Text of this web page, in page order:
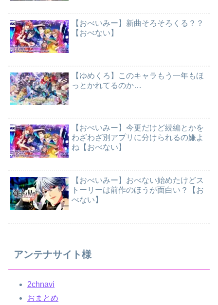
【おべいみー】新曲そろそろくる？？
【おべない】
【ゆめくろ】このキャラもう一年もほ
っとかれてるのか…
【おべいみー】今更だけど続編とかを
わざわざ別アプリに分けられるの嫌よ
ね【おべない】
【おべいみー】おべない始めたけどス
トーリーは前作のほうが面白い？【お
べない】
アンテナサイト様
2chnavi
おまとめ